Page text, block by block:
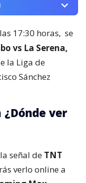
17:30 horas, se
vs La Serena,
la Liga de
Sánchez
¿Dónde ver
señal de TNT
verlo online a